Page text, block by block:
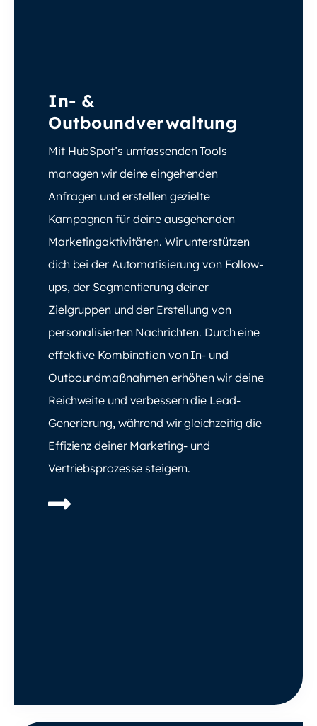
In- &
Outboundverwaltung
Mit HubSpot’s umfassenden Tools
managen wir deine eingehenden
Anfragen und erstellen gezielte
Kampagnen für deine ausgehenden
Marketingaktivitäten. Wir unterstützen
dich bei der Automatisierung von Follow-
ups, der Segmentierung deiner
Zielgruppen und der Erstellung von
personalisierten Nachrichten. Durch eine
effektive Kombination von In- und
Outboundmaßnahmen erhöhen wir deine
Reichweite und verbessern die Lead-
Generierung, während wir gleichzeitig die
Effizienz deiner Marketing- und
Vertriebsprozesse steigern.